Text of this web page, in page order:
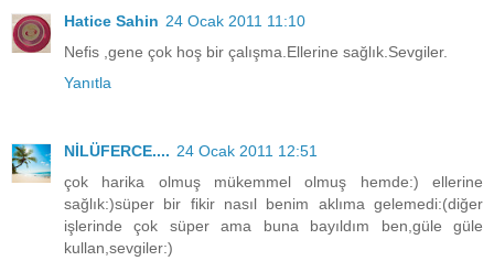
Hatice Sahin 24 Ocak 2011 11:10
Nefis ,gene çok hoş bir çalışma.Ellerine sağlık.Sevgiler.
Yanıtla
NİLÜFERCE.... 24 Ocak 2011 12:51
çok harika olmuş mükemmel olmuş hemde:) ellerine
sağlık:)süper bir fikir nasıl benim aklıma gelemedi:(diğer
işlerinde çok süper ama buna bayıldım ben,güle güle
kullan,sevgiler:)